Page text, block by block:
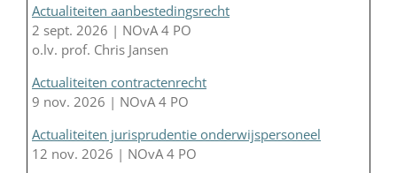
Actualiteiten aanbestedingsrecht
2 sept. 2026 | NOvA 4 PO
o.lv. prof. Chris Jansen
Actualiteiten contractenrecht
9 nov. 2026 | NOvA 4 PO
Actualiteiten jurisprudentie onderwijspersoneel
12 nov. 2026 | NOvA 4 PO